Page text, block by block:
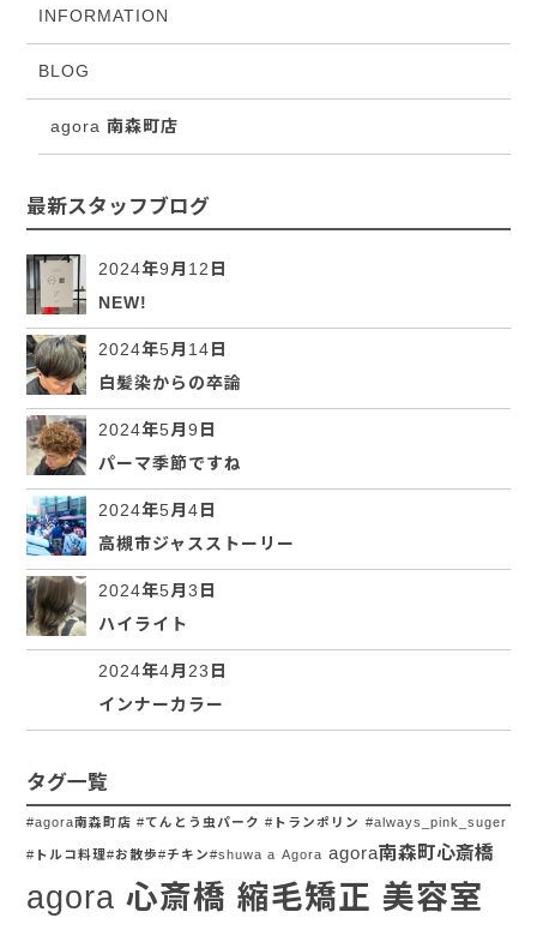
INFORMATION
BLOG
agora 南森町店
最新スタッフブログ
2024年9月12日
NEW!
2024年5月14日
白髪染からの卒論
2024年5月9日
パーマ季節ですね
2024年5月4日
高槻市ジャスストーリー
2024年5月3日
ハイライト
2024年4月23日
インナーカラー
タグ一覧
#agora南森町店 #てんとう虫パーク #トランポリン #always_pink_suger
#トルコ料理#お散歩#チキン#shuwa a Agora agora南森町心斎橋
agora 心斎橋 縮毛矯正 美容室